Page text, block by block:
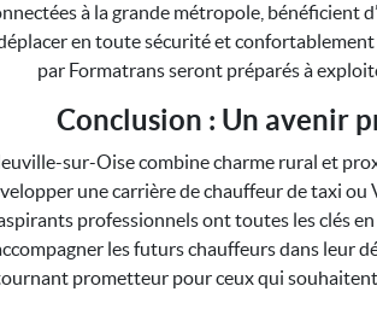
à la grande métropole, bénéficient
en toute sécurité et
par Formatrans seront préparés à
Conclusion : Un avenir
sur-Oise combine charme rural et
une carrière de chauffeur de taxi ou
professionnels ont toutes les clés
les futurs chauffeurs dans leur
prometteur pour ceux qui